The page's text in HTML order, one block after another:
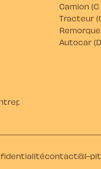
Camion (C
Tracteur
Remorque
Autocar
contact@l-